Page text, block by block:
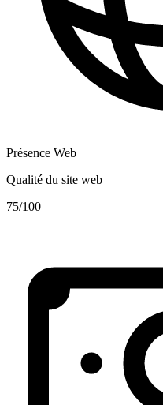
Présence Web
Qualité du site web
75/100